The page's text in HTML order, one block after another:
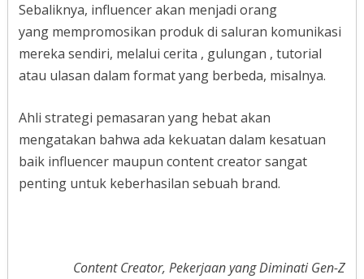
Sebaliknya, influencer akan menjadi orang
yang mempromosikan produk di saluran komunikasi
mereka sendiri, melalui cerita , gulungan , tutorial
atau ulasan dalam format yang berbeda, misalnya.
Ahli strategi pemasaran yang hebat akan
mengatakan bahwa ada kekuatan dalam kesatuan
baik influencer maupun content creator sangat
penting untuk keberhasilan sebuah brand.
Content Creator, Pekerjaan yang Diminati Gen-Z